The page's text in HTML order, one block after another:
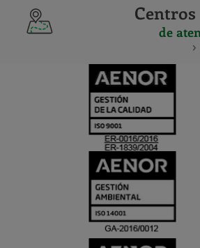
Centros
de